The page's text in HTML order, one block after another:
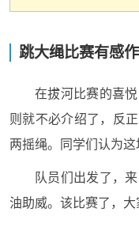
跳大绳比赛有感
在拔河比赛的喜
则就不必介绍了，反
两摇绳。同学们认为这
队员们出发了，
油助威。该比赛了，大